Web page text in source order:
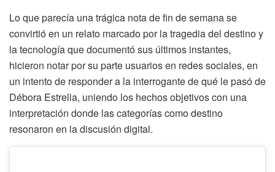
Lo que parecía una trágica nota de fin de semana se
convirtió en un relato marcado por la tragedia del destino y
la tecnología que documentó sus últimos instantes,
hicieron notar por su parte usuarios en redes sociales, en
un intento de responder a la interrogante de qué le pasó de
Débora Estrella, uniendo los hechos objetivos con una
interpretación donde las categorías como destino
resonaron en la discusión digital.